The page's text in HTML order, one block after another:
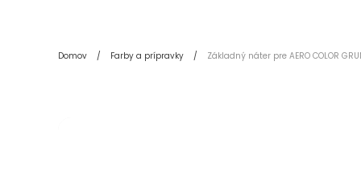
Domov Farby a prípravky Základný náter pre AERO COLOR